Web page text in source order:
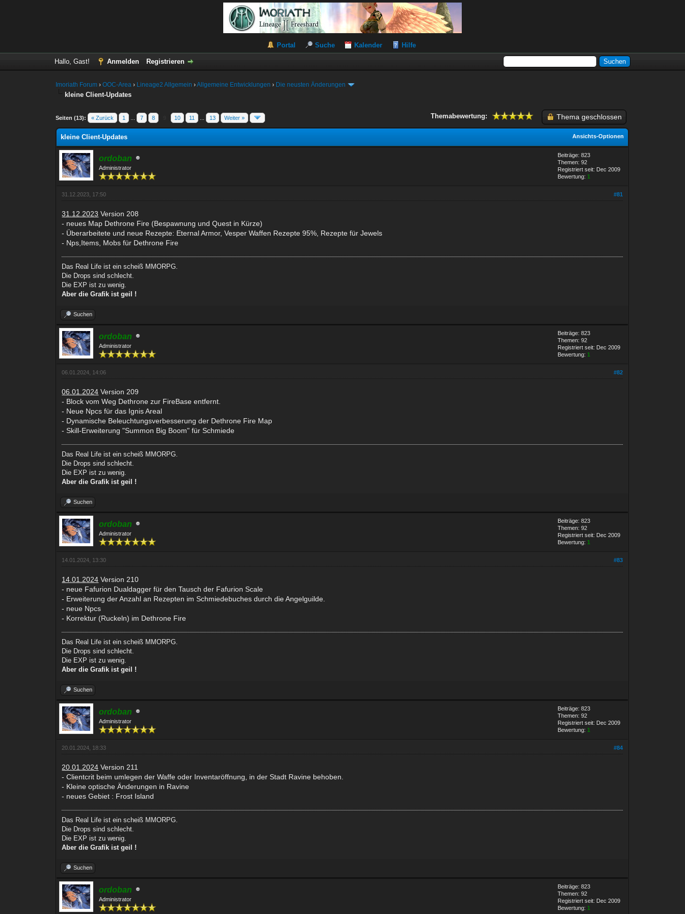
Portal Suche Kalender Hilfe
Hallo, Gast! Anmelden Registrieren
Imoriath Forum ›OOC-Area › Lineage2 Allgemein ›Allgemeine Entwicklungen › Die neusten Änderungen
kleine Client-Updates
Seiten (13): « Zurück 1 7 8 10 11 13 Weiter » Thema geschlossen
Themabewertung:
- 5 im Durchschnitt
Ansichts-Optionen
kleine Client-Updates
ordoban
Administrator
Beiträge: 823
Themen: 92
Registriert seit: Dec 2009
Bewertung: 1
#81
31.12.2023, 17:50
31.12.2023 Version 208
- neues Map Dethrone Fire (Bespawnung und Quest in Kürze)
- Überarbeitete und neue Rezepte: Eternal Armor, Vesper Waffen Rezepte 95%, Rezepte für Jewels
- Nps,Items, Mobs für Dethrone Fire
Das Real Life ist ein scheiß MMORPG.
Die Drops sind schlecht.
Die EXP ist zu wenig.
Aber die Grafik ist geil !
Suchen
ordoban
Administrator
Beiträge: 823
Themen: 92
Registriert seit: Dec 2009
Bewertung: 1
#82
06.01.2024, 14:06
06.01.2024 Version 209
- Block vom Weg Dethrone zur FireBase entfernt.
- Neue Npcs für das Ignis Areal
- Dynamische Beleuchtungsverbesserung der Dethrone Fire Map
- Skill-Erweiterung "Summon Big Boom" für Schmiede
Das Real Life ist ein scheiß MMORPG.
Die Drops sind schlecht.
Die EXP ist zu wenig.
Aber die Grafik ist geil !
Suchen
ordoban
Administrator
Beiträge: 823
Themen: 92
Registriert seit: Dec 2009
Bewertung: 1
#83
14.01.2024, 13:30
14.01.2024 Version 210
- neue Fafurion Dualdagger für den Tausch der Fafurion Scale
- Erweiterung der Anzahl an Rezepten im Schmiedebuches durch die Angelguilde.
- neue Npcs
- Korrektur (Ruckeln) im Dethrone Fire
Das Real Life ist ein scheiß MMORPG.
Die Drops sind schlecht.
Die EXP ist zu wenig.
Aber die Grafik ist geil !
Suchen
ordoban
Administrator
Beiträge: 823
Themen: 92
Registriert seit: Dec 2009
Bewertung: 1
#84
20.01.2024, 18:33
20.01.2024 Version 211
- Clientcrit beim umlegen der Waffe oder Inventaröffnung, in der Stadt Ravine behoben.
- Kleine optische Änderungen in Ravine
- neues Gebiet : Frost Island
Das Real Life ist ein scheiß MMORPG.
Die Drops sind schlecht.
Die EXP ist zu wenig.
Aber die Grafik ist geil !
Suchen
ordoban
Administrator
Beiträge: 823
Themen: 92
Registriert seit: Dec 2009
Bewertung: 1